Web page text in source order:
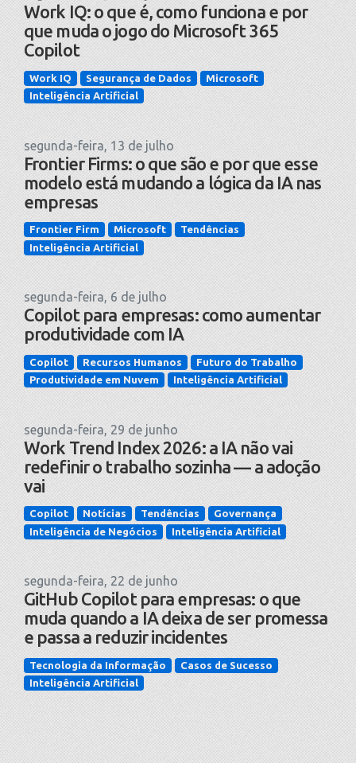
Work IQ: o que é, como funciona e por
que muda o jogo do Microsoft 365
Copilot
Work IQ Segurança de Dados
Microsoft
Inteligência Artificial
segunda-feira, 13 de julho
Frontier Firms: o que são e por que esse
modelo está mudando a lógica da IA nas
empresas
Frontier Firm Microsoft
Tendências
Inteligência Artificial
segunda-feira, 6 de julho
Copilot para empresas: como aumentar
produtividade com IA
Copilot Recursos Humanos
Futuro do Trabalho
Produtividade em Nuvem
Inteligência Artificial
segunda-feira, 29 de junho
Work Trend Index 2026: a IA não vai
redefinir o trabalho sozinha — a adoção
vai
Copilot Notícias Tendências
Governança
Inteligência de Negócios
Inteligência Artificial
segunda-feira, 22 de junho
GitHub Copilot para empresas: o que
muda quando a IA deixa de ser promessa
e passa a reduzir incidentes
Tecnologia da Informação
Casos de Sucesso
Inteligência Artificial